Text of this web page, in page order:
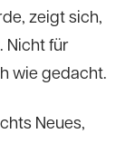
zeigt sich,
Nicht für
wie gedacht.
Neues,